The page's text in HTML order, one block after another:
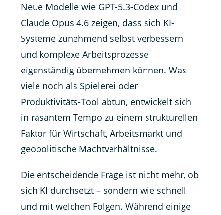
Neue Modelle wie GPT-5.3-Codex und
Claude Opus 4.6 zeigen, dass sich KI-
Systeme zunehmend selbst verbessern
und komplexe Arbeitsprozesse
eigenständig übernehmen können. Was
viele noch als Spielerei oder
Produktivitäts-Tool abtun, entwickelt sich
in rasantem Tempo zu einem strukturellen
Faktor für Wirtschaft, Arbeitsmarkt und
geopolitische Machtverhältnisse.
Die entscheidende Frage ist nicht mehr, ob
sich KI durchsetzt – sondern wie schnell
und mit welchen Folgen. Während einige